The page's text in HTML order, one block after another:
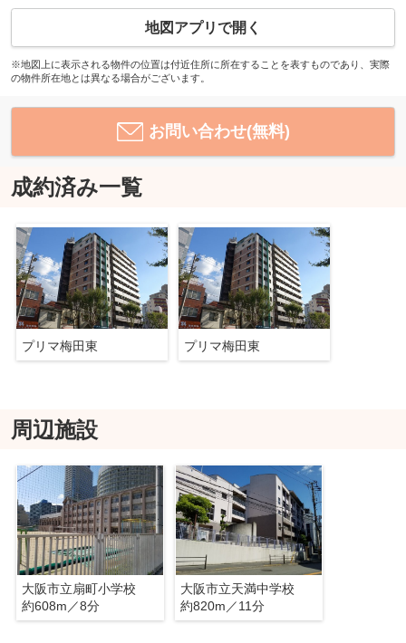
地図アプリで開く
※地図上に表示される物件の位置は付近住所に所在することを表すものであり、実際
の物件所在地とは異なる場合がございます。
お問い合わせ(無料)
成約済み一覧
プリマ梅田東 プリマ梅田東
周辺施設
大阪市立扇町小学校
約608m／8分
大阪市立天満中学校
約820m／11分